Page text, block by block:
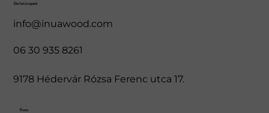
Elérhetőségeink
info@inuawood.com
06 30 935 8261
9178 Hédervár Rózsa Ferenc utca 17.
Menü